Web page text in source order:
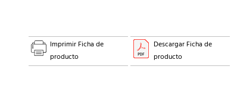
Imprimir Ficha de
producto
Descargar Ficha de
producto